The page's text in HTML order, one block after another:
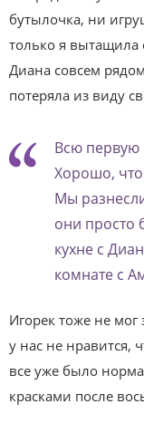
бутылочка, ни
только я вытащила
Диана совсем
потеряла из виду
Всю первую
Хорошо, что
Мы
они просто
кухне с
комнате с
Игорек тоже не мог
у нас не нравится,
все уже было
красками после